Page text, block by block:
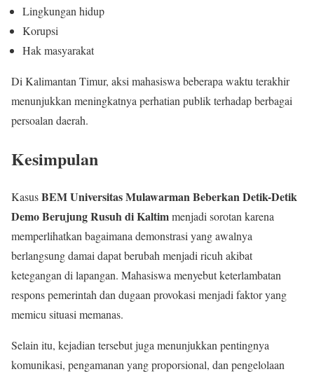
Lingkungan hidup
Korupsi
Hak masyarakat
Di Kalimantan Timur, aksi mahasiswa beberapa waktu terakhir
menunjukkan meningkatnya perhatian publik terhadap berbagai
persoalan daerah.
Kesimpulan
KasusBEM Universitas Mulawarman Beberkan Detik-Detik
Demo Berujung Rusuh di Kaltimmenjadi sorotan karena
memperlihatkan bagaimana demonstrasi yang awalnya
berlangsung damai dapat berubah menjadi ricuh akibat
ketegangan di lapangan. Mahasiswa menyebut keterlambatan
respons pemerintah dan dugaan provokasi menjadi faktor yang
memicu situasi memanas.
Selain itu, kejadian tersebut juga menunjukkan pentingnya
komunikasi, pengamanan yang proporsional, dan pengelolaan